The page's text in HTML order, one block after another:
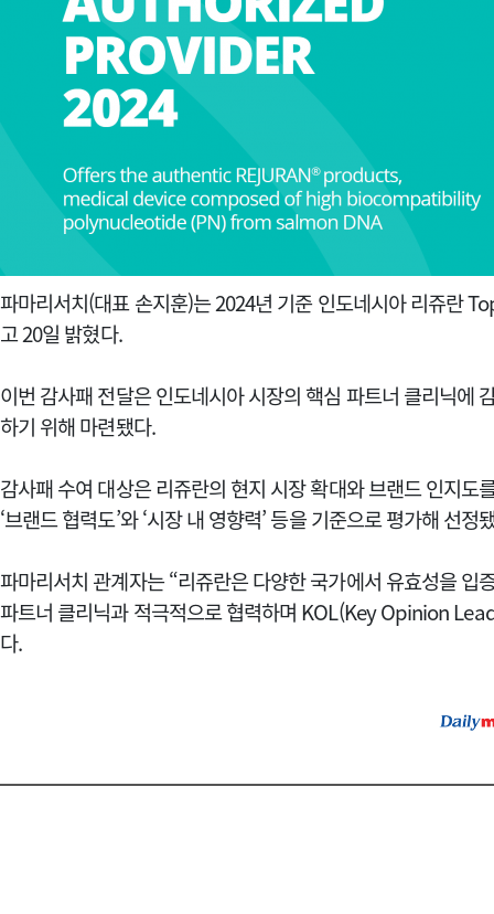
파마리서치(대표 손지훈)는 2024년 기준 인도네시아 리쥬란
고 20일 밝혔다.
이번 감사패 전달은 인도네시아 시장의 핵심 파트너 클리닉에
하기 위해 마련됐다.
감사패 수여 대상은 리쥬란의 현지 시장 확대와 브랜드 인지도
‘브랜드 협력도’와 ‘시장 내 영향력’ 등을 기준으로 평가해 선정
파마리서치 관계자는 “리쥬란은 다양한 국가에서 유효성을 입
파트너 클리닉과 적극적으로 협력하며 KOL(Key Opinion
다.